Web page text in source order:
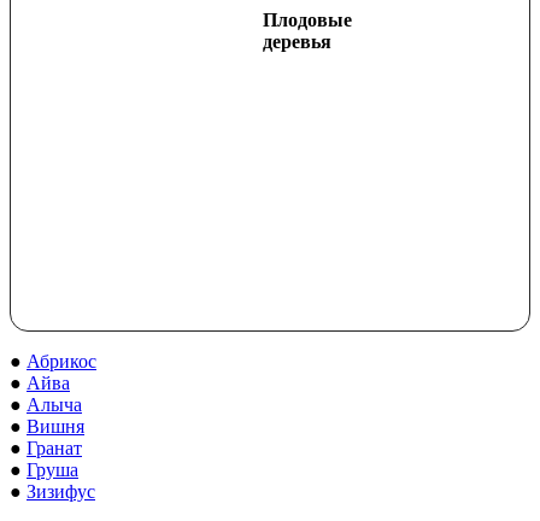
Плодовые
деревья
● Абрикос
● Айва
● Алыча
● Вишня
● Гранат
● Груша
● Зизифус